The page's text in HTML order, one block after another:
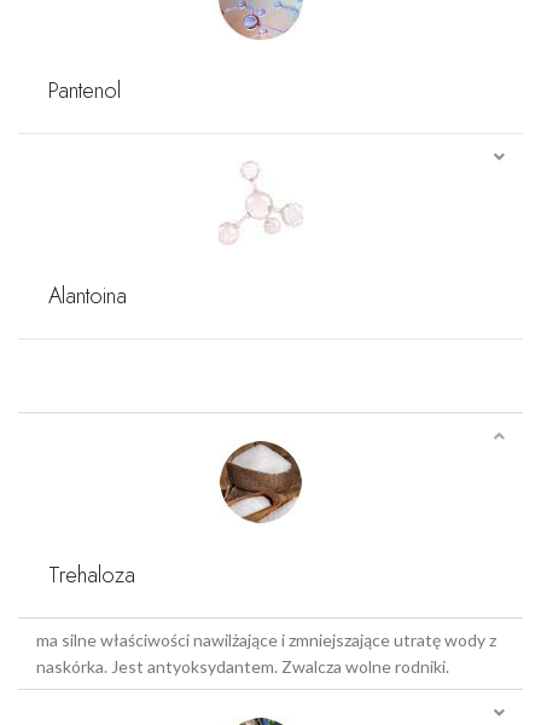
Pantenol
Alantoina
Trehaloza
ma silne właściwości nawilżające i zmniejszające utratę wody z
naskórka. Jest antyoksydantem. Zwalcza wolne rodniki.